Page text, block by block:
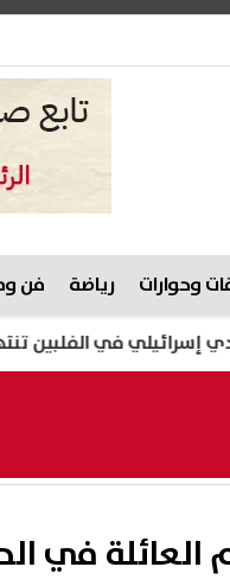
وحوارات رياضة فن
الفلبين تنتهي بتغريم